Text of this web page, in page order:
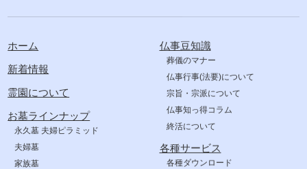
ホーム
新着情報
霊園について
お墓ラインナップ
永久墓 夫婦ピラミッド
夫婦墓
家族墓
仏事豆知識
葬儀のマナー
仏事行事(法要)について
宗旨・宗派について
仏事知っ得コラム
終活について
各種サービス
各種ダウンロード